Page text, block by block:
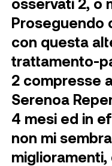
Proseguendo
con questa
trattamento-
2 compresse
Serenoa
4 mesi ed in
non mi